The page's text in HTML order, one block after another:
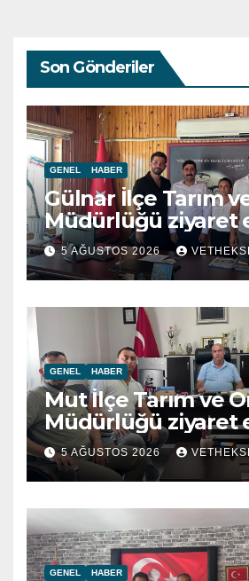
Son Gönderiler
GENEL HABER
Gülnar İlçe Tarım
Müdürlüğü ziyaret
5 AĞUSTOS 2026
GENEL HABER
Mut İlçe Tarım ve
Müdürlüğü ziyaret
5 AĞUSTOS 2026
GENEL HABER